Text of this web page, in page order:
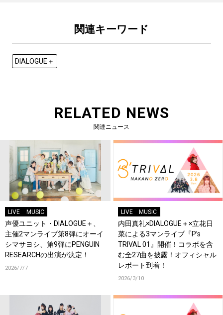
関連キーワード
DIALOGUE＋
RELATED NEWS
関連ニュース
LIVE MUSIC
声優ユニット・DIALOGUE＋、
主催2マンライブ第8弾にオーイ
シマサヨシ、第9弾にPENGUIN
RESEARCHの出演が決定！
2026/7/7
LIVE MUSIC
内田真礼×DIALOGUE＋×立花日
菜による3マンライブ『P’s
TRIVAL 01』開催！コラボを含
む全27曲を披露！オフィシャル
レポート到着！
2026/3/10